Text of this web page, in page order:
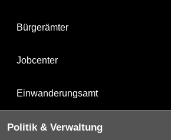
Bürgerämter
Jobcenter
Einwanderungsamt
Politik & Verwaltung